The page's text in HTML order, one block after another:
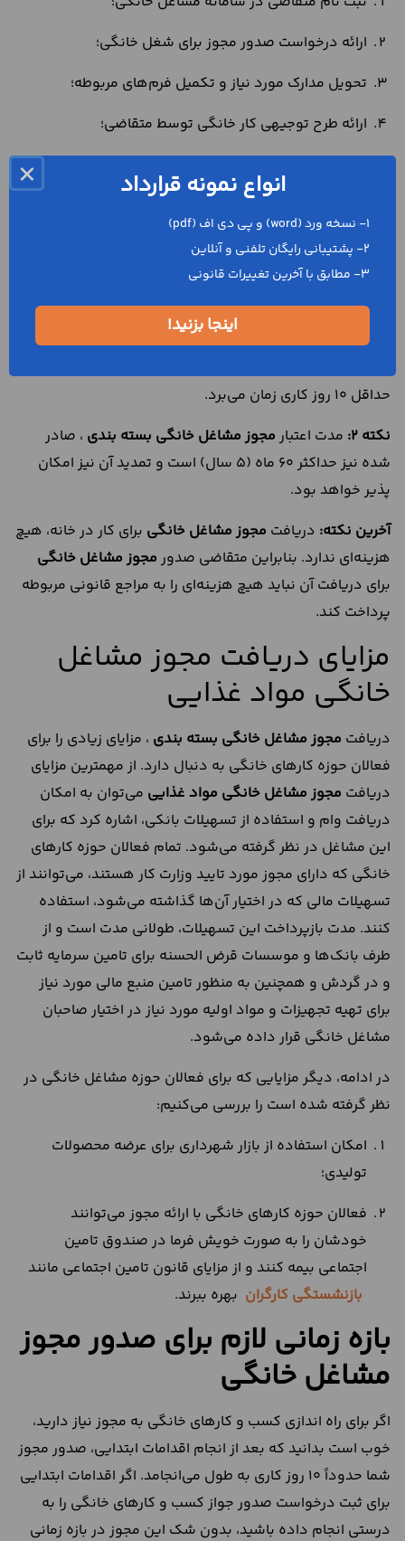
ارائه درخواست صدور مجوز برای شغل خانگی؛
تحویل مدارک مورد نیاز و تکمیل فرم‌های مربوطه؛
ارائه طرح توجیهی کار خانگی توسط متقاضی؛
متقاضی (در خصوص اشخاص پشتیبان)؛
بررسی درخواست و طرح متقاضی در نهاد اجرایی (ظرف
حداکثر یک هفته)؛
تایید طرح متقاضی و صدور مجوز برای کار خانگی از سوی
اداره کل تعاون، کار و رفاه اجتماعی.
حداقل 10 روز کاری زمان می‌برد.
نکته 2:
مدت اعتبار مجوز مشاغل خانگی بسته بندی ، صادر
شده نیز حداکثر 60 ماه (5 سال) است و تمدید آن نیز امکان
پذیر خواهد بود.
آخرین نکته: دریافت مجوز مشاغل خانگی برای کار در خانه، هیچ
هزینه‌ای ندارد. بنابراین متقاضی صدور مجوز مشاغل خانگی
برای دریافت آن نباید هیچ هزینه‌ای را به مراجع قانونی مربوطه
پرداخت کند.
مزایای دریافت مجوز مشاغل
خانگی مواد غذایی
دریافت مجوز مشاغل خانگی بسته بندی ، مزایای زیادی را برای
فعالان حوزه کارهای خانگی به دنبال دارد. از مهمترین مزایای
دریافت مجوز مشاغل خانگی مواد غذایی می‌توان به امکان
دریافت وام و استفاده از تسهیلات بانکی، اشاره کرد که برای
این مشاغل در نظر گرفته می‌شود. تمام فعالان حوزه کارهای
خانگی که دارای مجوز مورد تایید وزارت کار هستند، می‌توانند از
تسهیلات مالی که در اختیار آن‌ها گذاشته می‌شود، استفاده
کنند. مدت بازپرداخت این تسهیلات، طولانی مدت است و از
طرف بانک‌ها و موسسات قرض الحسنه برای تامین سرمایه ثابت
و در گردش و همچنین به منظور تامین منبع مالی مورد نیاز
برای تهیه تجهیزات و مواد اولیه مورد نیاز در اختیار صاحبان
مشاغل خانگی قرار داده می‌شود.
در ادامه، دیگر مزایایی که برای فعالان حوزه مشاغل خانگی در
نظر گرفته شده است را بررسی می‌کنیم:
امکان استفاده از بازار شهرداری برای عرضه محصولات
تولیدی؛
فعالان حوزه کارهای خانگی با ارائه مجوز می‌توانند
خودشان را به صورت خویش فرما در صندوق تامین
اجتماعی بیمه کنند و از مزایای قانون تامین اجتماعی مانند
بازنشستگی کارگران بهره ببرند.
بازه زمانی لازم برای صدور مجوز
مشاغل خانگی
اگر برای راه اندازی کسب‌ و کارهای خانگی به مجوز نیاز دارید،
خوب است بدانید که بعد از انجام اقدامات ابتدایی، صدور مجوز
شما حدوداً ۱۰ روز کاری به طول می‌انجامد. اگر اقدامات ابتدایی
برای ثبت درخواست صدور جواز کسب‌ و کارهای خانگی را به
درستی انجام داده باشید، بدون شک این مجوز در بازه زمانی
× انواع نمونه قرارداد
1- نسخه ورد (word) و پی دی اف (pdf)
2- پشتیبانی رایگان تلفنی و آنلاین
3- مطابق با آخرین تغییرات قانونی
اینجا بزنید!